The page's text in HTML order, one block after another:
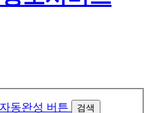
검색